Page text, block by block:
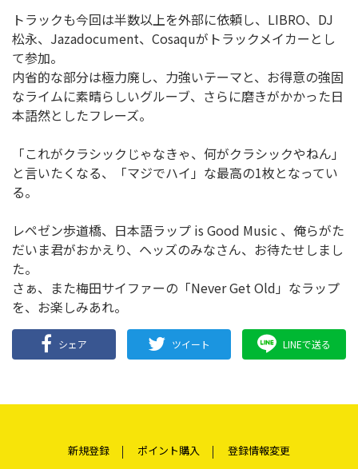
トラックも今回は半数以上を外部に依頼し、LIBRO、DJ
松永、Jazadocument、Cosaquがトラックメイカーとし
て参加。
内省的な部分は極力廃し、力強いテーマと、お得意の強固
なライムに素晴らしいグルーブ、さらに磨きがかかった日
本語然としたフレーズ。
「これがクラシックじゃなきゃ、何がクラシックやねん」
と言いたくなる、「マジでハイ」な最高の1枚となってい
る。
レペゼン歩道橋、日本語ラップ is Good Music 、俺らがた
だいま君がおかえり、ヘッズのみなさん、お待たせしまし
た。
さぁ、また梅田サイファーの「Never Get Old」なラップ
を、お楽しみあれ。
シェア ツイート LINEで送る
新規登録 ポイント購入
登録情報変更